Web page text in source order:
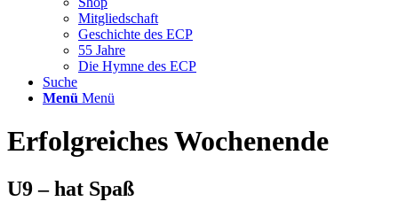
Mitgliedschaft
Geschichte des ECP
55 Jahre
Die Hymne des ECP
Suche
Menü Menü
Erfolgreiches Wochenende
U9 – hat Spaß